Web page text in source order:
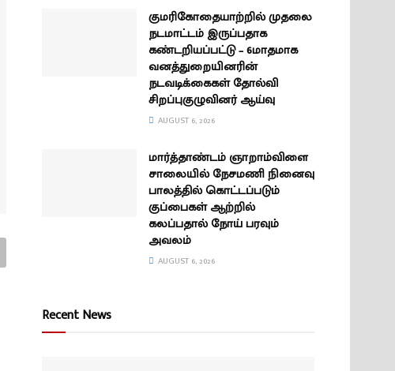
குமரிகோதையாற்றில் முதலை
நடமாட்டம் இருப்பதாக
கண்டறியப்பட்டு – 6மாதமாக
வனத்துறையினரின்
நடவடிக்கைகள் தோல்வி
சிறப்புகுழுவினர் ஆய்வு
AUGUST 6, 2026
மார்த்தாண்டம் ஞாறாம்விளை
சாலையில் நேசமணி நினைவு
பாலத்தில் கொட்டப்படும்
குப்பைகள் ஆற்றில்
கலப்பதால் நோய் பரவும்
அவலம்
AUGUST 6, 2026
Recent News